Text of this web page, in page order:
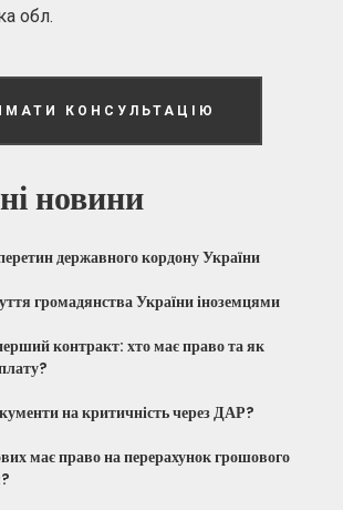
обл.
КОНСУЛЬТАЦІЮ
новини
державного кордону України
громадянства України іноземцями
контракт: хто має право та як
на критичність через ДАР?
має право на перерахунок грошового